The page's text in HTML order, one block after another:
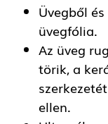
Üvegből
üvegfólia.
Az üveg
törik, a
ellen.